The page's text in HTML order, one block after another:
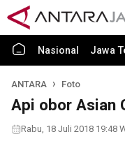
Nasional Jawa
ANTARA Foto
Api obor Asian
Rabu, 18 Juli 2018 19:48